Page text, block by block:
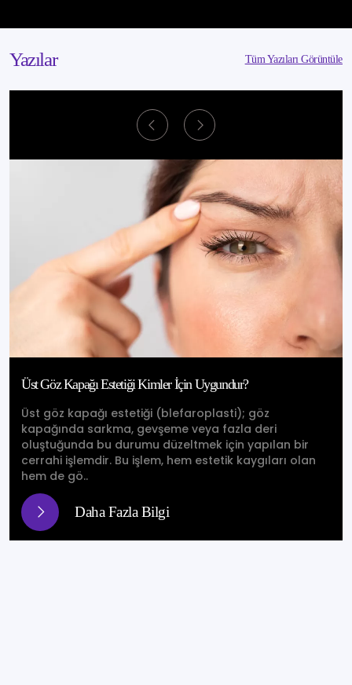
Yazılar Tüm Yazıları Görüntüle
Üst Göz Kapağı Estetiği Kimler İçin Uygundur?
Üst göz kapağı estetiği (blefaroplasti); göz
kapağında sarkma, gevşeme veya fazla deri
oluştuğunda bu durumu düzeltmek için yapılan bir
cerrahi işlemdir. Bu işlem, hem estetik kaygıları olan
hem de gö..
Daha Fazla Bilgi